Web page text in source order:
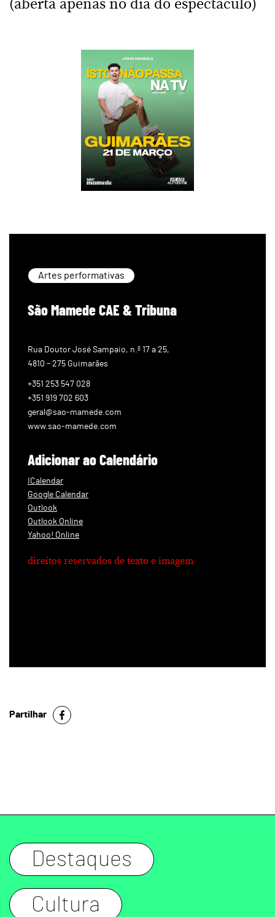
(aberta apenas no dia do espectáculo)
Artes performativas
São Mamede CAE & Tribuna
Rua Doutor José Sampaio, n.º 17 a 25,
4810 – 275 Guimarães
+351 253 547 028
+351 919 702 603
geral@sao-mamede.com
www.sao-mamede.com
Adicionar ao Calendário
ICalendar
Google Calendar
Outlook
Outlook Online
Yahoo! Online
direitos reservados de texto e imagem
Partilhar
Destaques
Cultura